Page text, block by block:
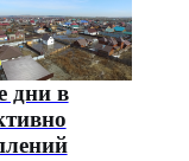
дни в